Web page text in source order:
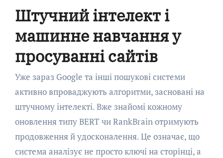
Штучний інтелект і
машинне навчання у
просуванні сайтів
Уже зараз Google та інші пошукові системи
активно впроваджують алгоритми, засновані на
штучному інтелекті. Вже знайомі кожному
оновлення типу BERT чи RankBrain отримують
продовження й удосконалення. Це означає, що
система аналізує не просто ключі на сторінці, а